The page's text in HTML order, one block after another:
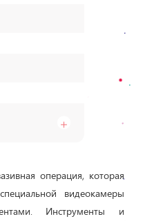
операция, которая
видеокамеры
Инструменты и